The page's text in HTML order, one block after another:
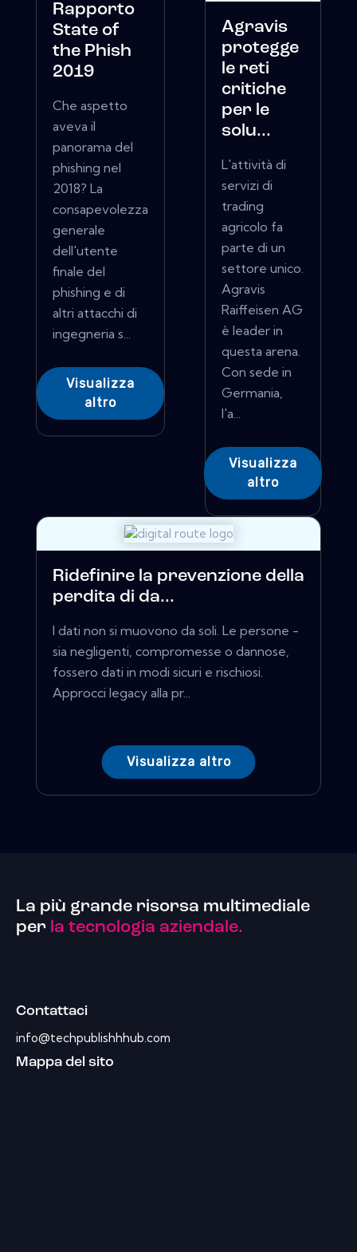
Rapporto
State of
the Phish
2019
Che aspetto
aveva il
panorama del
phishing nel
2018? La
consapevolezza
generale
dell'utente
finale del
phishing e di
altri attacchi di
ingegneria s...
Visualizza
altro
Agravis
protegge
le reti
critiche
per le
solu...
L'attività di
servizi di
trading
agricolo fa
parte di un
settore unico.
Agravis
Raiffeisen AG
è leader in
questa arena.
Con sede in
Germania,
l'a...
Visualizza
altro
Ridefinire la prevenzione della
perdita di da...
I dati non si muovono da soli. Le persone -
sia negligenti, compromesse o dannose,
fossero dati in modi sicuri e rischiosi.
Approcci legacy alla pr...
Visualizza altro
La più grande risorsa multimediale
per la tecnologia aziendale.
Contattaci
info@techpublishhhub.com
Mappa del sito